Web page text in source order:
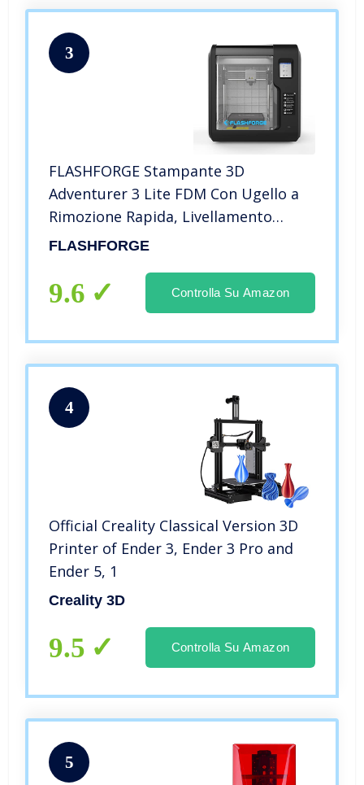
3
FLASHFORGE Stampante 3D
Adventurer 3 Lite FDM Con Ugello a
Rimozione Rapida, Livellamento
Automatico, Super Conveniente,
Costruzione 150 X 150 X 150 mm
FLASHFORGE
9.6 Controlla Su Amazon
4
Official Creality Classical Version 3D
Printer of Ender 3, Ender 3 Pro and
Ender 5, 1
Creality 3D
9.5 Controlla Su Amazon
5